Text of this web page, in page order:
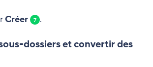
Créer 7 .
dossiers et convertir des